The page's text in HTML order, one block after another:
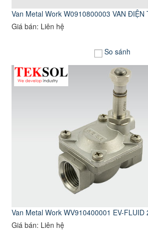
Van Metal Work W0910800003 VAN ĐIỆN
Giá bán: Liên hệ
So sánh
Van Metal Work WV910400001 EV-FLUID
Giá bán: Liên hệ